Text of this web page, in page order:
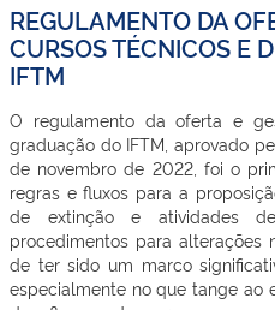
REGULAMENTO DA
CURSOS TÉCNICOS E
IFTM
O regulamento da oferta e
graduação do IFTM, aprovado
de novembro de 2022, foi o
regras e fluxos para a
de extinção e atividades
procedimentos para alterações
de ter sido um marco
especialmente no que tange ao